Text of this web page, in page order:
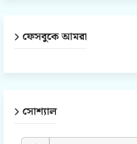
ফেসবুকে আমরা
সোশ্যাল